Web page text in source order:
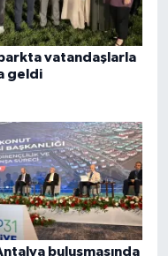
vatandaşlarla
geldi
buluşmasında